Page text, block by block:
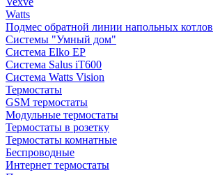
Watts
Подмес обратной линии напольных котлов
Системы "Умный дом"
Система Elko EP
Система Salus iT600
Система Watts Vision
Термостаты
GSM термостаты
Модульные термостаты
Термостаты в розетку
Термостаты комнатные
Беспроводные
Интернет термостаты